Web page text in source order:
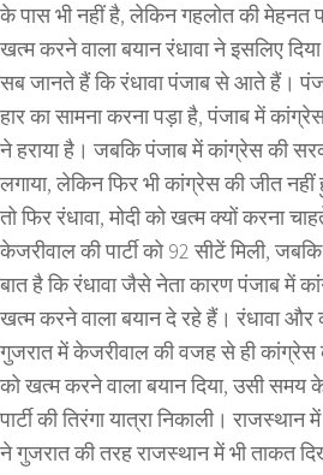
के पास भी नहीं है, लेकिन गहलोत की मेहनत
खत्म करने वाला बयान रंधावा ने इसलिए
सब जानते हैं कि रंधावा पंजाब से आते हैं।
हार का सामना करना पड़ा है, पंजाब में
ने हराया है। जबकि पंजाब में कांग्रेस की
लगाया, लेकिन फिर भी कांग्रेस की जीत
तो फिर रंधावा, मोदी को खत्म क्यों करना
केजरीवाल की पार्टी को 92 सीटें मिली,
बात है कि रंधावा जैसे नेता कारण पंजाब में
खत्म करने वाला बयान दे रहे हैं। रंधावा और
गुजरात में केजरीवाल की वजह से ही कांग्रेस
को खत्म करने वाला बयान दिया, उसी
पार्टी की तिरंगा यात्रा निकाली।
ने गुजरात की तरह राजस्थान में भी ताकत